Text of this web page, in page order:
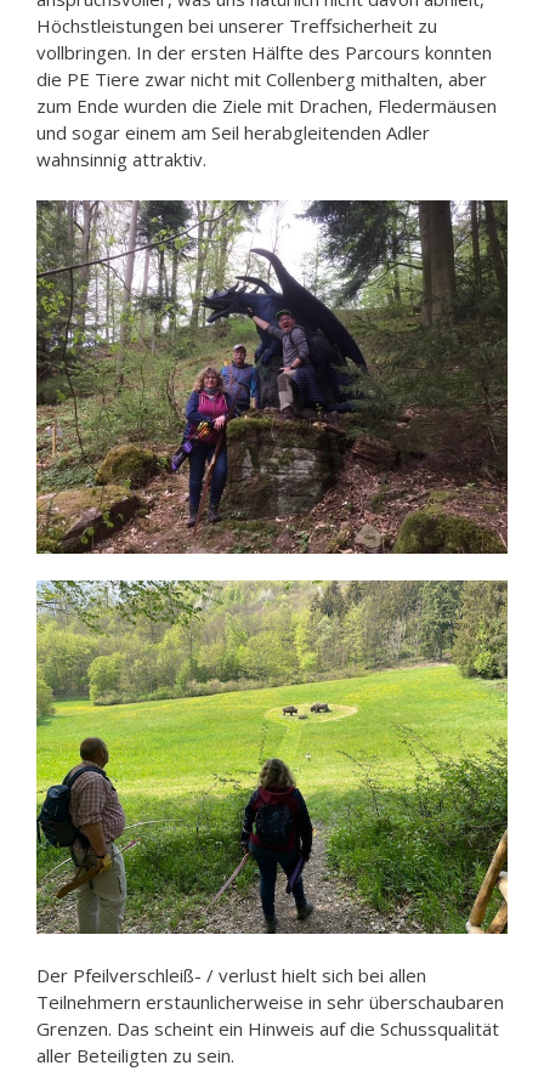
Höchstleistungen bei unserer Treffsicherheit zu
vollbringen. In der ersten Hälfte des Parcours konnten
die PE Tiere zwar nicht mit Collenberg mithalten, aber
zum Ende wurden die Ziele mit Drachen, Fledermäusen
und sogar einem am Seil herabgleitenden Adler
wahnsinnig attraktiv.
Der Pfeilverschleiß- / verlust hielt sich bei allen
Teilnehmern erstaunlicherweise in sehr überschaubaren
Grenzen. Das scheint ein Hinweis auf die Schussqualität
aller Beteiligten zu sein.